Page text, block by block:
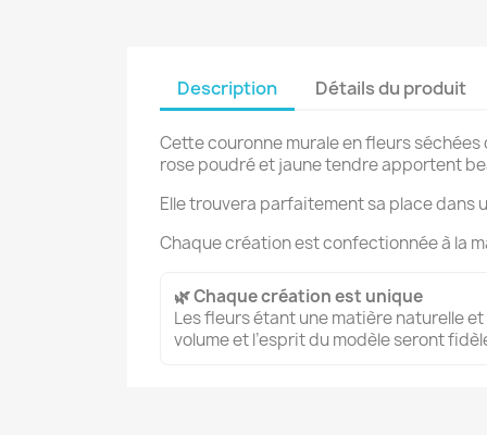
Description Détails du produit
Cette couronne murale en fleurs
rose poudré et jaune tendre apportent
Elle trouvera parfaitement sa place
Chaque création est confectionnée à la
🌿 Chaque création est unique
Les fleurs étant une matière naturelle
volume et l’esprit du modèle seront